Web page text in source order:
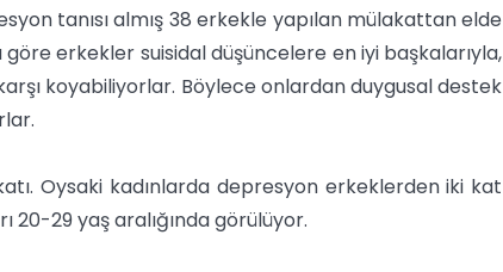
tanısı almış 38 erkekle yapılan mülakattan elde
erkekler suisidal düşüncelere en iyi başkalarıyla,
koyabiliyorlar. Böylece onlardan duygusal destek
Oysaki kadınlarda depresyon erkeklerden iki kat
20-29 yaş aralığında görülüyor.